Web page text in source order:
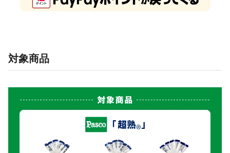
対象商品